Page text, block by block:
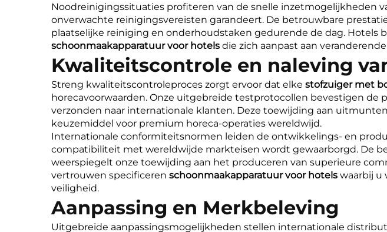
Noodreinigingssituaties profiteren van de snelle inzetmogelijkheden
onverwachte reinigingsvereisten garandeert. De betrouwbare
plaatselijke reiniging en onderhoudstaken gedurende de dag. Hotels
schoonmaakapparatuur voor hotels die zich aanpast aan
Kwaliteitscontrole en naleving
Streng kwaliteitscontroleproces zorgt ervoor dat elke stofzuiger met
horecavoorwaarden. Onze uitgebreide testprotocollen bevestigen de
verzonden naar internationale klanten. Deze toewijding aan
keuzemiddel voor premium horeca-operaties wereldwijd.
Internationale conformiteitsnormen leiden de ontwikkelings- en
compatibiliteit met wereldwijde markteisen wordt gewaarborgd. De
weerspiegelt onze toewijding aan het produceren van superieure
vertrouwen specificeren schoonmaakapparatuur voor hotels waarbij u
veiligheid.
Aanpassing en Merkbeleving
Uitgebreide aanpassingsmogelijkheden stellen internationale